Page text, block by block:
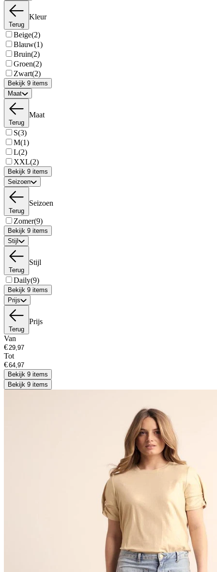
Terug
Kleur
Beige(2)
Blauw(1)
Bruin(2)
Groen(2)
Zwart(2)
Bekijk 9 items
Maat
Terug
Maat
S(3)
M(1)
L(2)
XXL(2)
Bekijk 9 items
Seizoen
Terug
Seizoen
Zomer(9)
Bekijk 9 items
Stijl
Terug
Stijl
Daily(9)
Bekijk 9 items
Prijs
Terug
Prijs
Van
€
Tot
€
Bekijk 9 items
Bekijk 9 items